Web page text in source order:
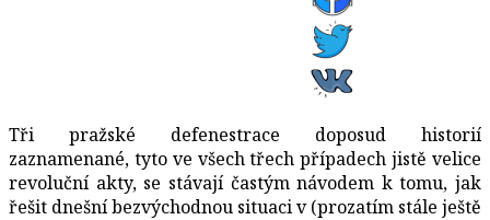
Tři pražské defenestrace doposud historií
zaznamenané, tyto ve všech třech případech jistě velice
revoluční akty, se stávají častým návodem k tomu, jak
řešit dnešní bezvýchodnou situaci v (prozatím stále ještě